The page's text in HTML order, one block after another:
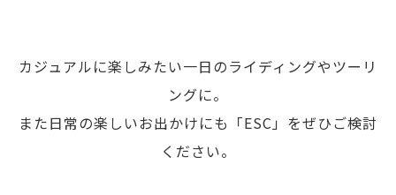
カジュアルに楽しみたい一日のライディングやツーリ
ングに。
また日常の楽しいお出かけにも「ESC」をぜひご検討
ください。